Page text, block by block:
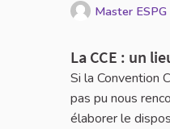
Master ESPG
La CCE : un
Si la Convention
pas pu nous
élaborer le